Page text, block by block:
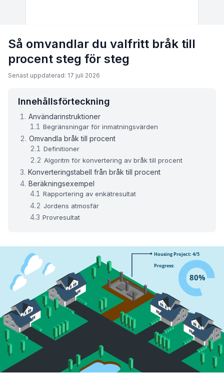
Så omvandlar du valfritt bråk till
procent steg för steg
Senast uppdaterad: 17 juli 2026
Innehållsförteckning
Användarinstruktioner
Begränsningar för inmatningsvärden
Omvandla bråk till procent
Definitioner
Algoritm för konvertering av bråk till procent
Konverteringstabell från bråk till procent
Beräkningsexempel
Rapportering av enkätresultat
Jordens atmosfär
Provresultat